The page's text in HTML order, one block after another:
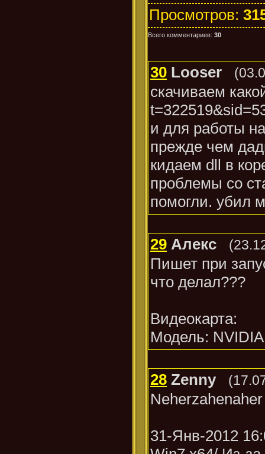
Просмотров:
Всего комментариев: 30
30 Looser
скачиваем
и для работы
прежде чем
кидаем dll в
проблемы со
помогли. убил
29 Алекс
Пишет при
что делал???
Видеокарта:
Модель:
28 Zenny
Neherzahenaher
31-Янв-2012